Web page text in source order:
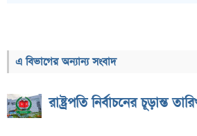
এ বিভাগের অন্যান্য সংবাদ
রাষ্ট্রপতি নির্বাচনের চূড়ান্ত